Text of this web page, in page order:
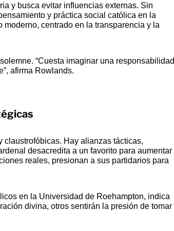
y busca evitar influencias externas. Sin
y práctica social católica en la
centrado en la transparencia y la
“Cuesta imaginar una responsabilidad
afirma Rowlands.
Hay alianzas tácticas,
desacredita a un favorito para aumentar
reales, presionan a sus partidarios para
en la Universidad de Roehampton, indica
divina, otros sentirán la presión de tomar